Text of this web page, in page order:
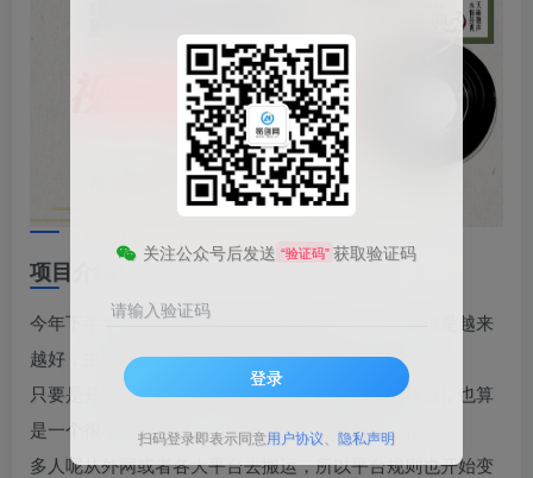
项目介绍
今年下半年开始，视频号的日活量逐渐上升，流量也是越来
越好，主要原因呢就是平台提出了创作者分成计划
只要是开通了视频号分成计划，有播放量就会有收益，也算
是一个很不错的赛道，但由于做的人越来越多，很
多人呢从外网或者各大平台去搬运，所以平台规则也开始变
关注公众号后发送 “验证码” 获取验证码
请输入验证码
登录
扫码登录即表示同意用户协议、 隐私声明